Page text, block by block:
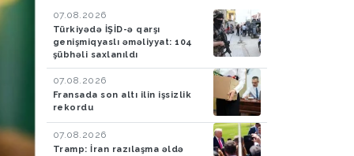
07.08.2026
Türkiyədə İŞİD-ə qarşı
genişmiqyaslı əməliyyat: 104
şübhəli saxlanıldı
07.08.2026
Fransada son altı ilin işsizlik
rekordu
07.08.2026
Tramp: İran razılaşma əldə